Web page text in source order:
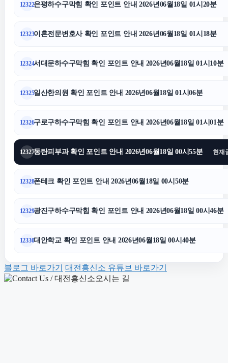
청주이혼전문변호사
의정부법률사무소
노원하수구막힘
12322은평하수구막힘 확인 포인트 안내 2026년06월18일 01시20분
12323이혼전문변호사 확인 포인트 안내 2026년06월18일 01시18분
12324서대문하수구막힘 확인 포인트 안내 2026년06월18일 01시10분
12325일산한의원 확인 포인트 안내 2026년06월18일 01시06분
12326구로구하수구막힘 확인 포인트 안내 2026년06월18일 01시01분
12327동탄피부과 확인 포인트 안내 2026년06월18일 00시55분 현재
12328폰테크 확인 포인트 안내 2026년06월18일 00시50분
12329광진구하수구막힘 확인 포인트 안내 2026년06월18일 00시46분
12330대안학교 확인 포인트 안내 2026년06월18일 00시40분
블로그 바로가기 대전흥신소 유튜브 바로가기